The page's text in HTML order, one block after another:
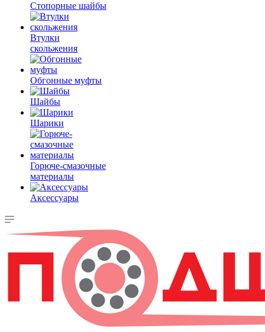
Стопорные шайбы
Втулки
скольжения
Обгонные муфты
Шайбы
Шарики
Горюче-смазочные
материалы
Аксессуары